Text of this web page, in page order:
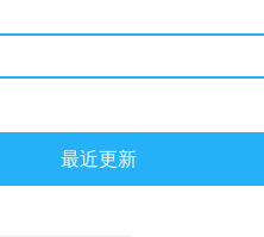
最近更新